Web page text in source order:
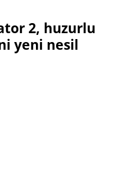
2, huzurlu
yeni nesil